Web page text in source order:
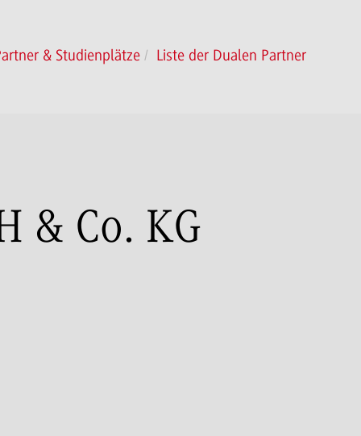
& Studienplätze Liste der Dualen Partner
& Co. KG